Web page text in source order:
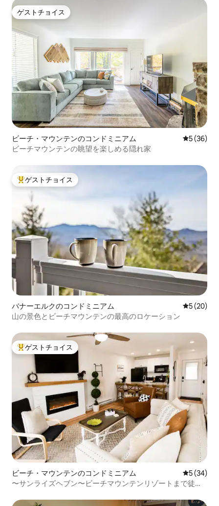
ゲストチョイス
ゲストチョイス
ビーチ・マウンテンのコンドミニアム レビュー
5 (36)
ビーチマウンテンの眺望を楽しめる隠れ家
大好評のゲストチョイスです。
ゲストチョイス
バナーエルクのコンドミニアム レビュー
5 (20)
山の景色とビーチマウンテンの最高のロケーション
大好評のゲストチョイスです。
ゲストチョイス
ビーチ・マウンテンのコンドミニアム レビュー
5 (34)
〜サンライズヘブン〜ビーチマウンテンリゾートまで徒歩